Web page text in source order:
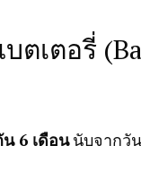
ตเตอรี่
6 เดือนนับจากวั